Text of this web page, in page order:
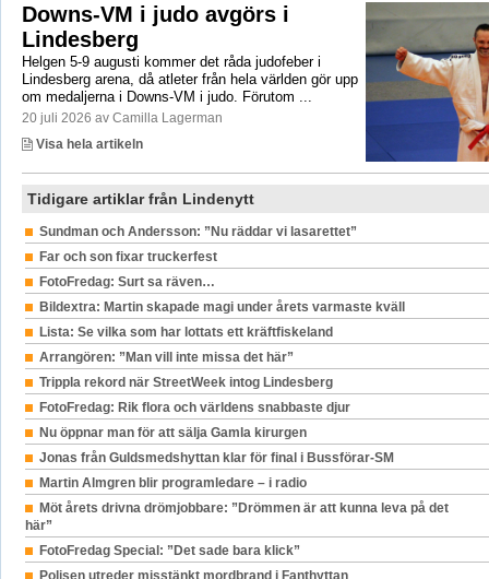
Downs-VM i judo avgörs i
Lindesberg
Helgen 5-9 augusti kommer det råda judofeber i
Lindesberg arena, då atleter från hela världen gör upp
om medaljerna i Downs-VM i judo. Förutom ...
20 juli 2026 av Camilla Lagerman
Visa hela artikeln
Tidigare artiklar från Lindenytt
Sundman och Andersson: ”Nu räddar vi lasarettet”
Far och son fixar truckerfest
FotoFredag: Surt sa räven…
Bildextra: Martin skapade magi under årets varmaste kväll
Lista: Se vilka som har lottats ett kräftfiskeland
Arrangören: ”Man vill inte missa det här”
Trippla rekord när StreetWeek intog Lindesberg
FotoFredag: Rik flora och världens snabbaste djur
Nu öppnar man för att sälja Gamla kirurgen
Jonas från Guldsmedshyttan klar för final i Bussförar-SM
Martin Almgren blir programledare – i radio
Möt årets drivna drömjobbare: ”Drömmen är att kunna leva på det
här”
FotoFredag Special: ”Det sade bara klick”
Polisen utreder misstänkt mordbrand i Fanthyttan